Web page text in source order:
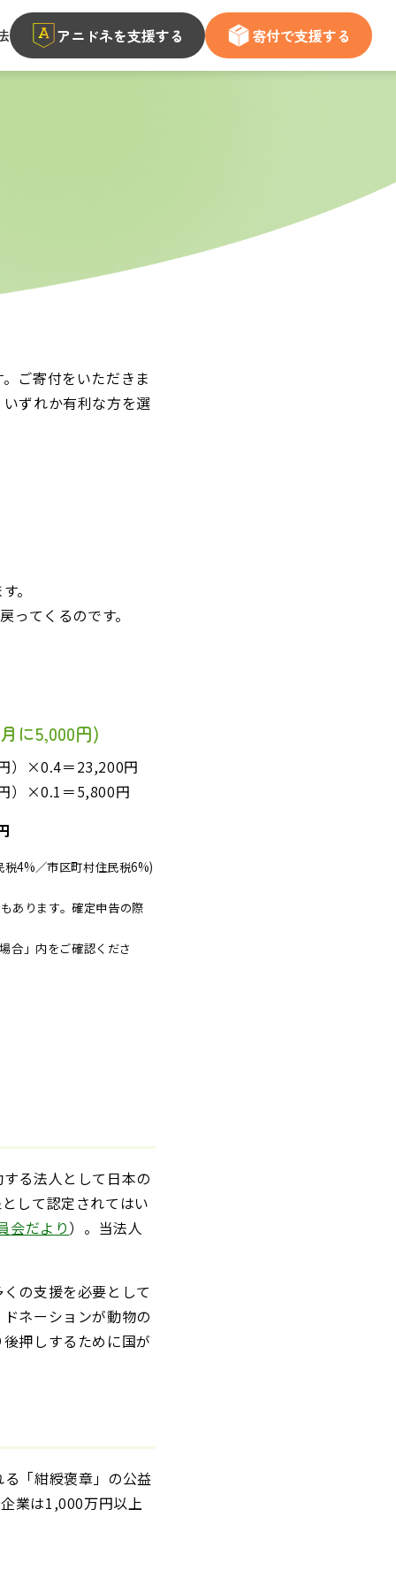
アニドネを支援する 寄付で支援する
ご寄付をいただきま
いずれか有利な方を選
。
てくるのです。
に5,000円)
）×0.4＝23,200円
）×0.1＝5,800円
4%／市区町村住民税6%)
あります。確定申告の際
合」内をご確認くださ
る法人として日本の
して認定されてはい
会だより）。当法人
の支援を必要として
ネーションが動物の
押しするために国が
「紺綬褒章」の公益
業は1,000万円以上